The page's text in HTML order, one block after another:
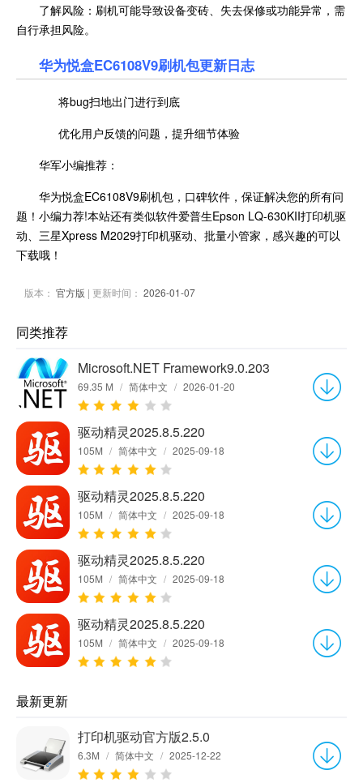
了解风险：刷机可能导致设备变砖、失去保修或功能异常，需
自行承担风险。
华为悦盒EC6108V9刷机包更新日志
将bug扫地出门进行到底
优化用户反馈的问题，提升细节体验
华军小编推荐：
华为悦盒EC6108V9刷机包，口碑软件，保证解决您的所有问
题！小编力荐!本站还有类似软件爱普生Epson LQ-630KII打印机驱
动、三星Xpress M2029打印机驱动、批量小管家，感兴趣的可以
下载哦！
版本： 官方版 | 更新时间： 2026-01-07
同类推荐
Microsoft.NET Framework9.0.203
69.35 M / 简体中文 / 2026-01-20
驱动精灵2025.8.5.220
105M / 简体中文 / 2025-09-18
驱动精灵2025.8.5.220
105M / 简体中文 / 2025-09-18
驱动精灵2025.8.5.220
105M / 简体中文 / 2025-09-18
驱动精灵2025.8.5.220
105M / 简体中文 / 2025-09-18
最新更新
打印机驱动官方版2.5.0
6.3M / 简体中文 / 2025-12-22